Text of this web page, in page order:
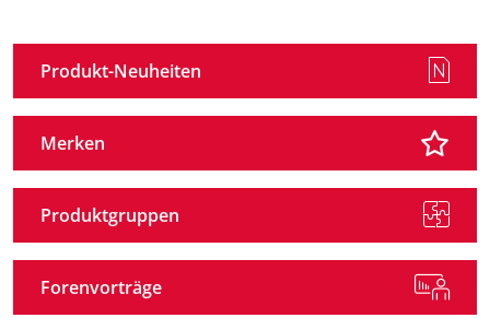
Produkt-Neuheiten
Merken
Produktgruppen
Forenvorträge